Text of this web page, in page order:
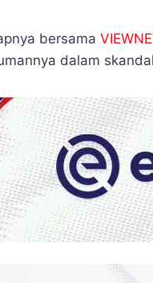
bersama
dalam